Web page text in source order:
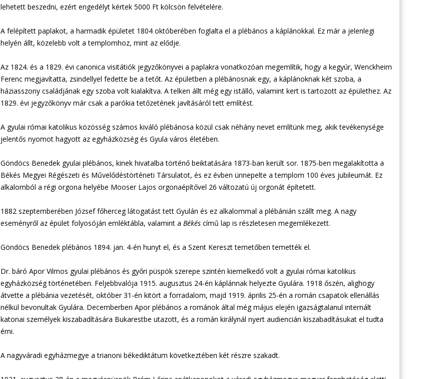
lehetett beszedni, ezért engedélyt kértek 5000 Ft kölcsön felvételére.
A felépített paplakot, a harmadik épületet 1804 októberében foglalta el a plébános a káplánokkal. Ez már a jelenlegi
helyén állt, közelebb volt a templomhoz, mint az elődje.
Az 1824. és a 1829. évi canonica visitátiók jegyzőkönyvei a paplakra vonatkozóan megemlítik, hogy a kegyúr, Wenckheim
Ferenc megjavítatta, zsindellyel fedette be a tetőt. Az épületben a plébánosnak egy, a káplánoknak két szoba, a
háziasszony családjának egy szoba volt kialakítva. A telken állt még egy istálló, valamint kert is tartozott az épülethez. Az
1829. évi jegyzőkönyv már csak a parókia tetőzetének javításáról tett említést.
A gyulai római katolikus közösség számos kiváló plébánosa közül csak néhány nevet említünk meg, akik tevékenysége
jelentős nyomot hagyott az egyházközség és Gyula város életében.
Göndöcs Benedek gyulai plébános, kinek hivatalba történő beiktatására 1873-ban került sor. 1875-ben megalakította a
Békés Megyei Régészeti és Művelődéstörténeti Társulatot, és ez évben ünnepelte a templom 100 éves jubileumát. Ez
alkalomból a régi orgona helyébe Mooser Lajos orgonaépítővel 26 változatú új orgonát építetett.
1882 szeptemberében József főherceg látogatást tett Gyulán és ez alkalommal a plébánián szállt meg. A nagy
eseményről az épület folyosóján emléktábla, valamint a Békéscímű lap is részletesen megemlékezett.
Göndöcs Benedek plébános 1894. jan. 4-én hunyt el, és a Szent Kereszt temetőben temették el.
Dr. báró Apor Vilmos gyulai plébános és győri püspök szerepe szintén kiemelkedő volt a gyulai római katolikus
egyházközség történetében. Feljebbvalója 1915. augusztus 24-én káplánnak helyezte Gyulára. 1918 őszén, alighogy
átvette a plébánia vezetését, október 31-én kitört a forradalom, majd 1919. április 25-én a román csapatok ellenállás
nélkül bevonultak Gyulára. Decemberben Apor plébános a románok által még május elején igazságtalanul internált
katonai személyek kiszabadítására Bukarestbe utazott, és a román királynál nyert audiencián kiszabadításukat el tudta
érni.
A nagyváradi egyházmegye a trianoni békediktátum következtében két részre szakadt.